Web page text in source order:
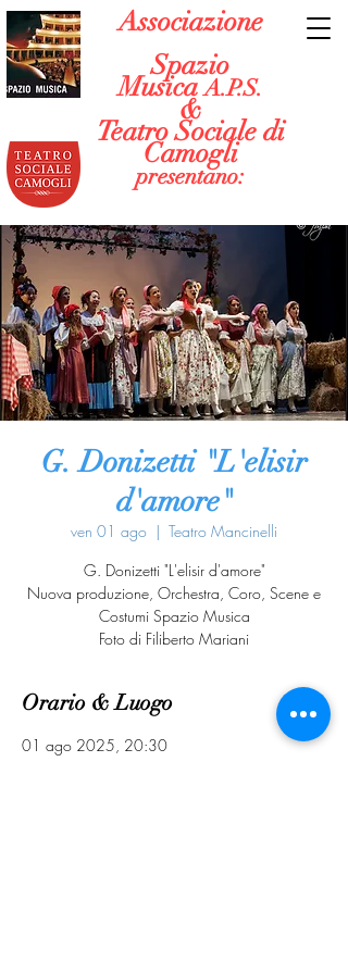
Associazione
Spazio
MusicaA.P.S.
&
Teatro Sociale di
Camogli
presentano:
G. Donizetti "L'elisir
d'amore"
ven 01 ago
  |
Teatro Mancinelli
G. Donizetti "L'elisir d'amore"
Nuova produzione, Orchestra, Coro, Scene e
Costumi Spazio Musica
Foto di Filiberto Mariani
Orario & Luogo
01 ago 2025, 20:30